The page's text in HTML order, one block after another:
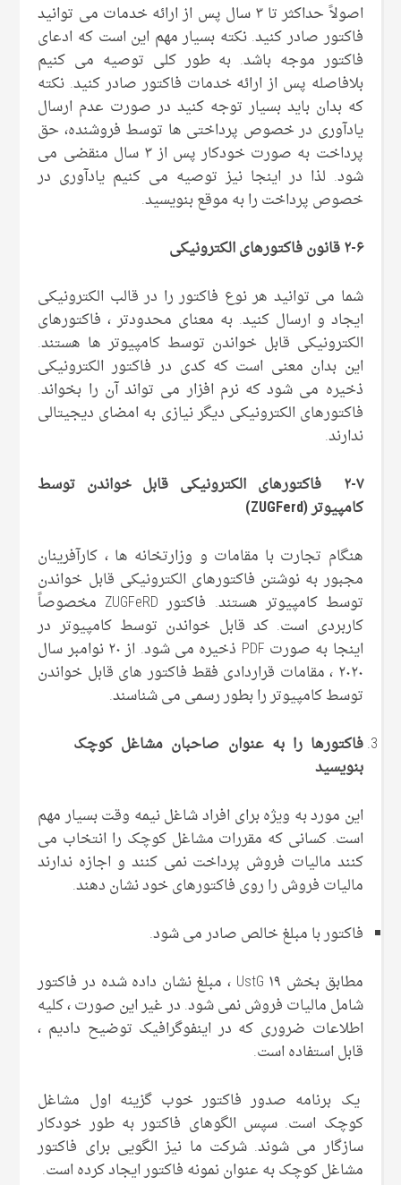
اصولاً حداکثر تا ۳ سال پس از ارائه خدمات می توانید
فاکتور صادر کنید. نکته بسیار مهم این است که ادعای
فاکتور موجه باشد. به طور کلی توصیه می کنیم
بلافاصله پس از ارائه خدمات فاکتور صادر کنید. نکته
که بدان باید بسیار توجه کنید در صورت عدم ارسال
یادآوری در خصوص پرداختی ها توسط فروشنده، حق
پرداخت به صورت خودکار پس از ۳ سال منقضی می
شود. لذا در اینجا نیز توصیه می کنیم یادآوری در
خصوص پرداخت را به موقع بنویسید.
۲-۶ قانون فاکتورهای الکترونیکی
شما می توانید هر نوع فاکتور را در قالب الکترونیکی
ایجاد و ارسال کنید. به معنای محدودتر ، فاکتورهای
الکترونیکی قابل خواندن توسط کامپیوتر ها هستند.
این بدان معنی است که کدی در فاکتور الکترونیکی
ذخیره می شود که نرم افزار می تواند آن را بخواند.
فاکتورهای الکترونیکی دیگر نیازی به امضای دیجیتالی
ندارند.
۲-۷ فاکتورهای الکترونیکی قابل خواندن توسط
کامپیوتر (ZUGFerd
)
هنگام تجارت با مقامات و وزارتخانه ها ، کارآفرینان
مجبور به نوشتن فاکتورهای الکترونیکی قابل خواندن
توسط کامپیوتر هستند. فاکتور ZUGFeRD مخصوصاً
کاربردی است. کد قابل خواندن توسط کامپیوتر در
اینجا به صورت PDF ذخیره می شود. از ۲۰ نوامبر سال
۲۰۲۰ ، مقامات قراردادی فقط فاکتور های قابل خواندن
توسط کامپیوتر را بطور رسمی می شناسند.
فاکتورها را به عنوان صاحبان مشاغل کوچک
بنویسید
این مورد به ویژه برای افراد شاغل نیمه وقت بسیار مهم
است. کسانی که مقررات مشاغل کوچک را انتخاب می
کنند مالیات فروش پرداخت نمی کنند و اجازه ندارند
مالیات فروش را روی فاکتورهای خود نشان دهند.
فاکتور با مبلغ خالص صادر می شود.
مطابق بخش ۱۹ UstG ، مبلغ نشان داده شده در فاکتور
شامل مالیات فروش نمی شود. در غیر این صورت ، کلیه
اطلاعات ضروری که در اینفوگرافیک توضیح دادیم ،
قابل استفاده است.
یک برنامه صدور فاکتور خوب گزینه اول مشاغل
کوچک است. سپس الگوهای فاکتور به طور خودکار
سازگار می شوند. شرکت ما نیز الگویی برای فاکتور
مشاغل کوچک به عنوان نمونه فاکتور ایجاد کرده است.